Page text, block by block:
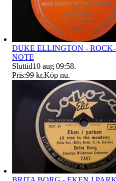
DUKE ELLINGTON -
NOTE
Sluttid10 aug 09:58.
Pris:99 kr,Köp nu.